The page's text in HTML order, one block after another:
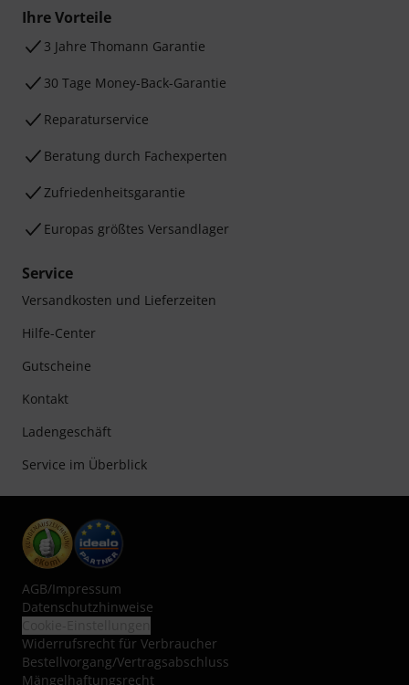
Ihre Vorteile
3 Jahre Thomann Garantie
30 Tage Money-Back-Garantie
Reparaturservice
Beratung durch Fachexperten
Zufriedenheitsgarantie
Europas größtes Versandlager
Service
Versandkosten und Lieferzeiten
Hilfe-Center
Gutscheine
Kontakt
Ladengeschäft
Service im Überblick
AGB/Impressum
Datenschutzhinweise
Widerrufsrecht für Verbraucher
Bestellvorgang/Vertragsabschluss
Mängelhaftungsrecht